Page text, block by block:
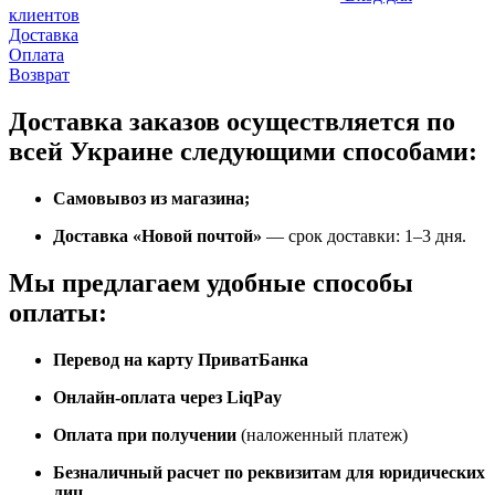
клиентов
Доставка
Оплата
Возврат
Доставка заказов осуществляется по
всей Украине следующими способами:
Самовывоз из магазина;
Доставка «Новой почтой» — срок доставки: 1–3 дня.
Мы предлагаем удобные способы
оплаты:
Перевод на карту ПриватБанка
Онлайн-оплата через LiqPay
Оплата при получении (наложенный платеж)
Безналичный расчет по реквизитам для юридических